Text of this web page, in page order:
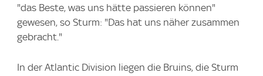
"das Beste, was uns hätte passieren können"
gewesen, so Sturm: "Das hat uns näher zusammen
gebracht."
In der Atlantic Division liegen die Bruins, die Sturm